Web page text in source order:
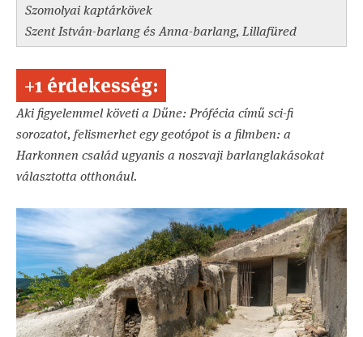
Szomolyai kaptárkövek
Szent István-barlang és Anna-barlang, Lillafüred
+1 érdekesség:
Aki figyelemmel követi a Dűne: Prófécia című sci-fi
sorozatot, felismerhet egy geotópot is a filmben: a
Harkonnen család ugyanis a noszvaji barlanglakásokat
választotta otthonául.